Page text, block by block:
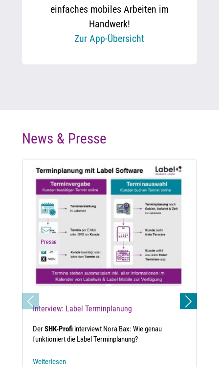
einfaches mobiles Arbeiten im
Handwerk!
Zur App-Übersicht
News & Presse
Presse
Interview: Label Terminplanung
DerSHK-Profiinterviewt Nora Bax: Wie genau
funktioniert die Label Terminplanung?
Weiterlesen